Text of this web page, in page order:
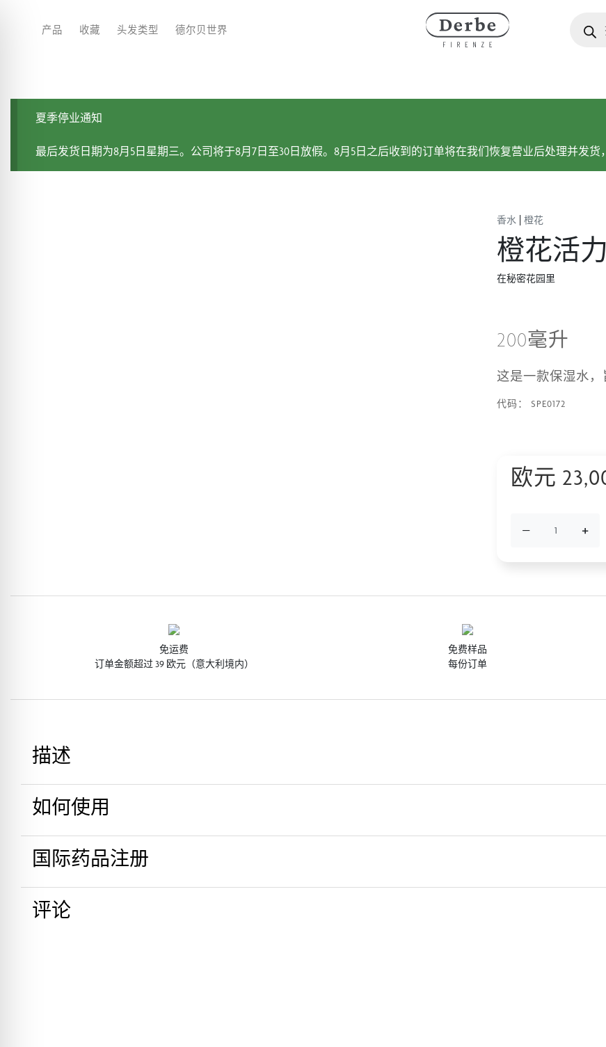
产品 收藏 头发类型 德尔贝世界
夏季停业通知
最后发货日期为8月5日星期三。公司将于8月7日至30日放假。8月5日之后收到的订单将在我们恢复营业后处理并发货
香水 |橙花
橙花活
在秘密花园里
200毫升
这是一款保湿水，
代码：SPE0172
欧元
− +
免运费
订单金额超过 39 欧元（意大利境内）
免费样品
每份订单
描述
这款保湿水旨在同时清爽肌肤和滋润肌肤。它散发淡淡的香味，深层滋润肌肤，却不会感到黏腻
如何使用
如果你没时间涂乳液，那就用清爽的水喷洒全身，你的肌肤一整天都会保持水润！你能保守秘密
国际药品注册
变性酒精、水、苦橙花水、库拉索芦荟叶汁、香精、聚甘油-4 月桂酸酯/癸二酸酯、聚甘油-6 辛酸酯/癸酸酯
评论